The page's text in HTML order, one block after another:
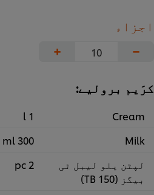
اجزاء
−
+
کرَیم برولیے:
Cream
1 l
Milk
300 ml
لپٹن یلو لیبل ٹی
بیگز (150 TB)
2 pc